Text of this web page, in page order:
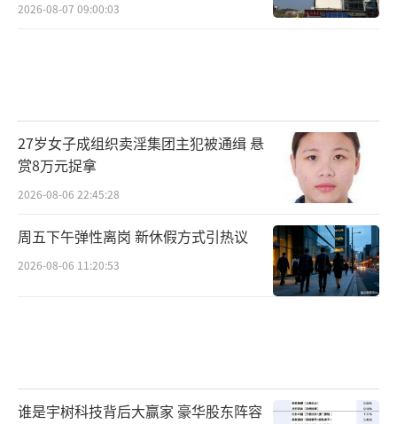
2026-08-07 09:00:03
27岁女子成组织卖淫集团主犯被通缉 悬
赏8万元捉拿
2026-08-06 22:45:28
周五下午弹性离岗 新休假方式引热议
2026-08-06 11:20:53
谁是宇树科技背后大赢家 豪华股东阵容